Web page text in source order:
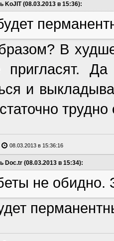
KoJIT (08.03.2013 в 15:36):
В
пригласят.
и
трудно
08.03.2013 в 15:36:16
Doc.tr (08.03.2013 в 15:34):
не обидно.